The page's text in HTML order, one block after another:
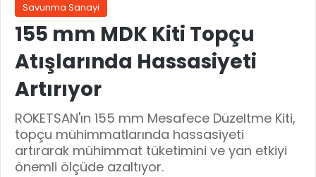
Savunma Sanayi
155 mm MDK Kiti Topçu
Atışlarında Hassasiyeti
Artırıyor
ROKETSAN'ın 155 mm Mesafece Düzeltme Kiti,
topçu mühimmatlarında hassasiyeti
artırarak mühimmat tüketimini ve yan etkiyi
önemli ölçüde azaltıyor.